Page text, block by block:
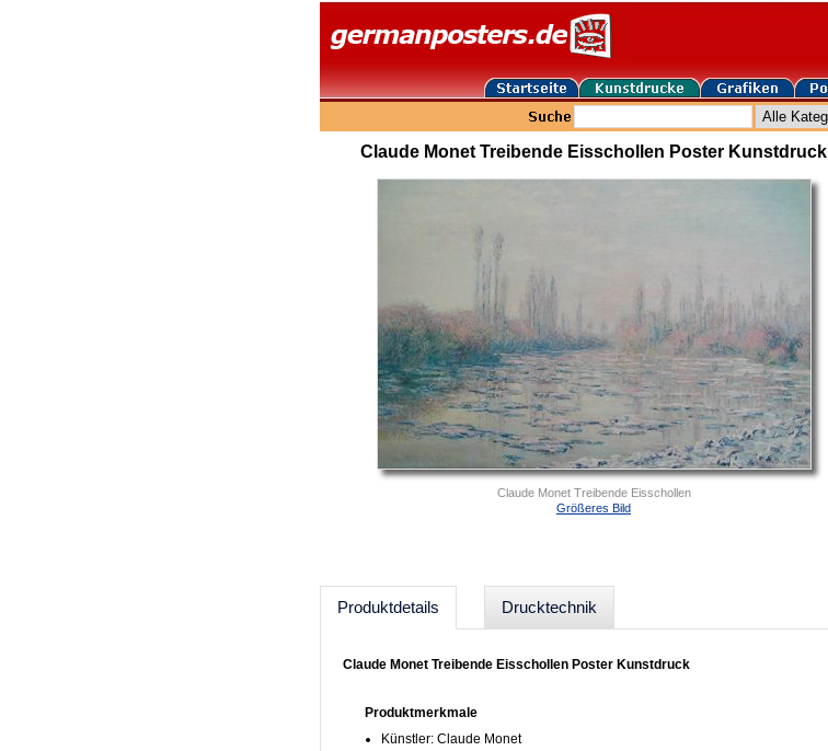
Claude Monet Treibende Eisschollen Poster Kunstdruck
Claude Monet Treibende Eisschollen
Größeres Bild
Produktdetails Drucktechnik
Claude Monet Treibende Eisschollen Poster Kunstdruck
Produktmerkmale
Künstler: Claude Monet